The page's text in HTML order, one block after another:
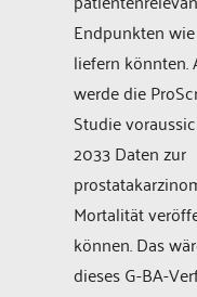
Endpunkten
liefern könnten.
werde die
Studie
2033 Daten zur
Mortalität
können. Das
dieses G-BA-